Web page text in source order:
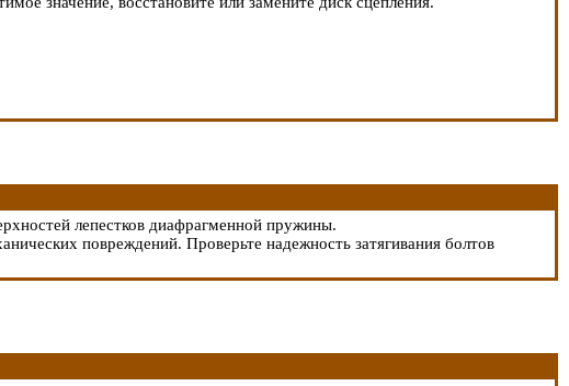
лепестков диафрагменной пружины.
повреждений. Проверьте надежность затягивания болтов